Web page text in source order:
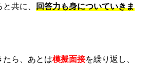
共に、 回答力も身についていきま
たら、あとは模擬面接を繰り返し、